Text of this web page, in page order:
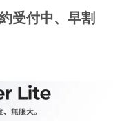
受付中、早割